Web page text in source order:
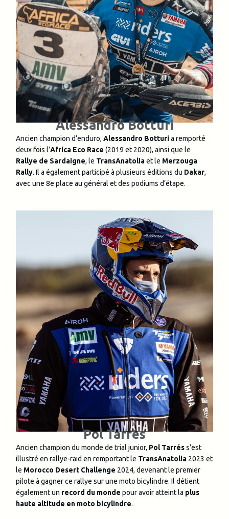
Alessandro Botturi
Ancien champion d’enduro, Alessandro Botturia remporté
deux fois l’Africa Eco Race (2019 et 2020), ainsi que le
Rallye de Sardaigne, le TransAnatoliaet le Merzouga
Rally. Il a également participé à plusieurs éditions du Dakar,
avec une 8e place au général et des podiums d’étape.
Pol Tarrés
Ancien champion du monde de trial junior, Pol Tarréss’est
illustré en rallye-raid en remportant le TransAnatolia 2023 et
le Morocco Desert Challenge 2024, devenant le premier
pilote à gagner ce rallye sur une moto bicylindre. Il détient
également un record du monde pour avoir atteint la plus
haute altitude en moto bicylindre.